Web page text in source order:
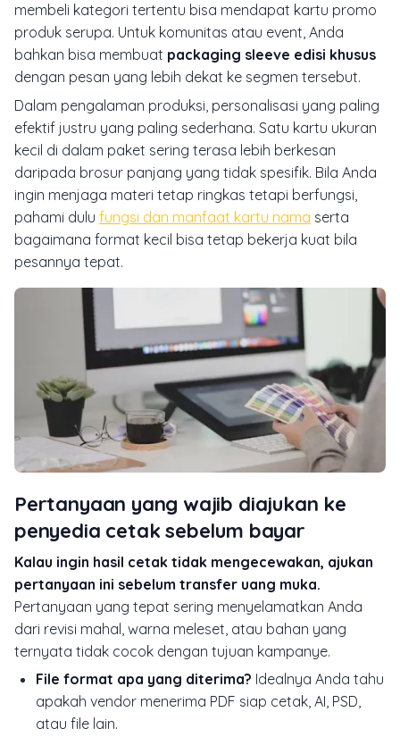
membeli kategori tertentu bisa mendapat kartu promo
produk serupa. Untuk komunitas atau event, Anda
bahkan bisa membuat packaging sleeve edisi khusus
dengan pesan yang lebih dekat ke segmen tersebut.
Dalam pengalaman produksi, personalisasi yang paling
efektif justru yang paling sederhana. Satu kartu ukuran
kecil di dalam paket sering terasa lebih berkesan
daripada brosur panjang yang tidak spesifik. Bila Anda
ingin menjaga materi tetap ringkas tetapi berfungsi,
pahami dulu fungsi dan manfaat kartu nama serta
bagaimana format kecil bisa tetap bekerja kuat bila
pesannya tepat.
Pertanyaan yang wajib diajukan ke
penyedia cetak sebelum bayar
Kalau ingin hasil cetak tidak mengecewakan, ajukan
pertanyaan ini sebelum transfer uang muka.
Pertanyaan yang tepat sering menyelamatkan Anda
dari revisi mahal, warna meleset, atau bahan yang
ternyata tidak cocok dengan tujuan kampanye.
File format apa yang diterima? Idealnya Anda tahu
apakah vendor menerima PDF siap cetak, AI, PSD,
atau file lain.